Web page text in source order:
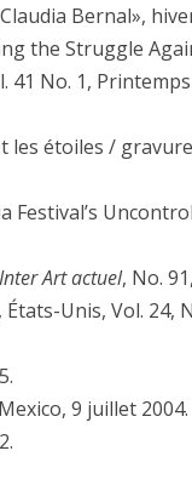
Bernal»,
the Struggle
41 No. 1,
les étoiles /
Inter Art actuel, No.
Unis, Vol. 24,
9 juillet 2004.